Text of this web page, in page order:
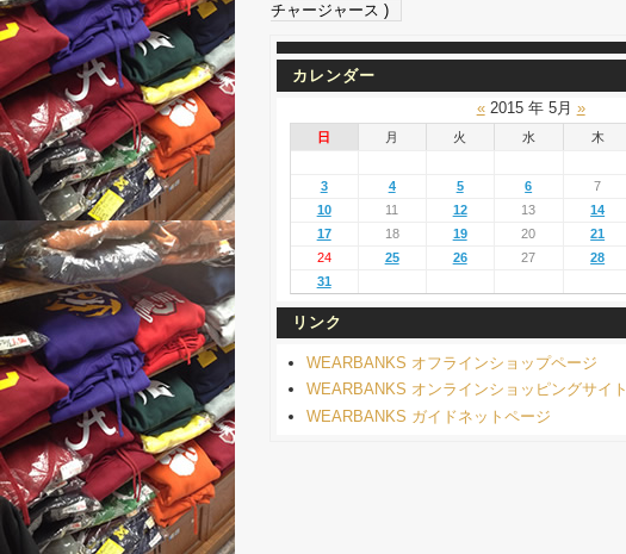
チャージャース )
カレンダー
«2015 年 5月 »
日 月 火 水 木
3
4 5 6 7
10
11 12 13 14
17
18 19 20 21
24
25 26 27 28
31
リンク
WEARBANKS オフラインショップページ
WEARBANKS オンラインショッピングサイト
WEARBANKS ガイドネットページ